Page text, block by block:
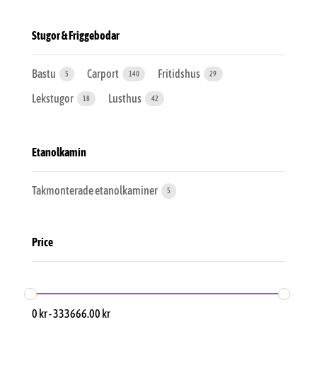
Stugor & Friggebodar
Bastu 5 Carport 140 Fritidshus 29
Lekstugor 18 Lusthus 42
Etanolkamin
Takmonterade etanolkaminer 5
Price
0 kr-333666.00 kr